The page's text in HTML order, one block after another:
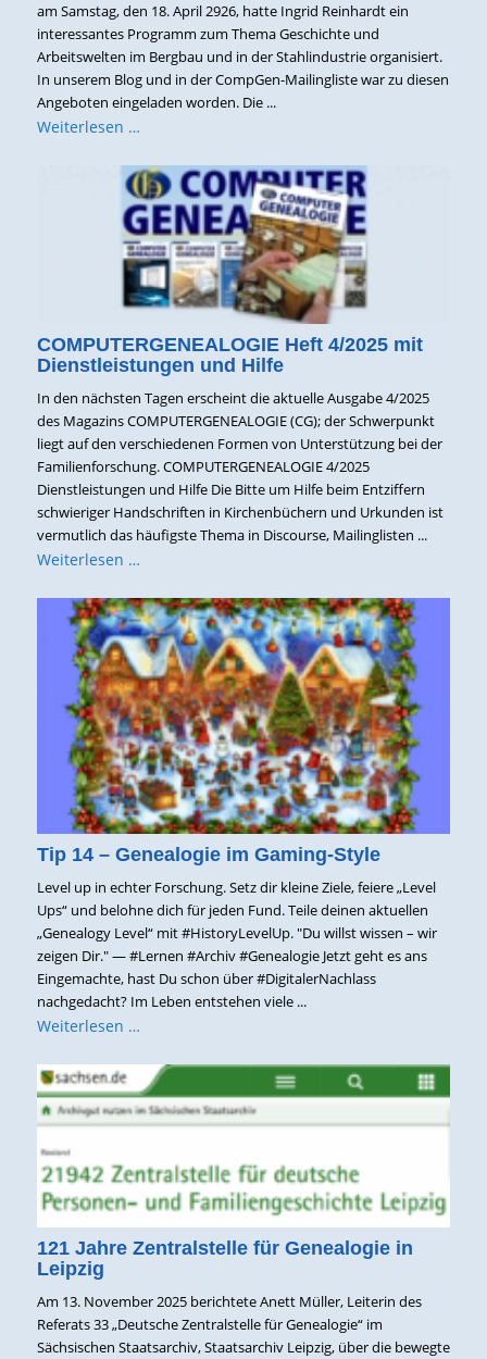
am Samstag, den 18. April 2926, hatte Ingrid Reinhardt ein
interessantes Programm zum Thema Geschichte und
Arbeitswelten im Bergbau und in der Stahlindustrie organisiert.
In unserem Blog und in der CompGen-Mailingliste war zu diesen
Angeboten eingeladen worden. Die ...
Weiterlesen …
COMPUTERGENEALOGIE Heft 4/2025 mit
Dienstleistungen und Hilfe
In den nächsten Tagen erscheint die aktuelle Ausgabe 4/2025
des Magazins COMPUTERGENEALOGIE (CG); der Schwerpunkt
liegt auf den verschiedenen Formen von Unterstützung bei der
Familienforschung. COMPUTERGENEALOGIE 4/2025
Dienstleistungen und Hilfe Die Bitte um Hilfe beim Entziffern
schwieriger Handschriften in Kirchenbüchern und Urkunden ist
vermutlich das häufigste Thema in Discourse, Mailinglisten ...
Weiterlesen …
Tip 14 – Genealogie im Gaming-Style
Level up in echter Forschung. Setz dir kleine Ziele, feiere „Level
Ups“ und belohne dich für jeden Fund. Teile deinen aktuellen
„Genealogy Level“ mit #HistoryLevelUp. "Du willst wissen – wir
zeigen Dir." — #Lernen #Archiv #Genealogie Jetzt geht es ans
Eingemachte, hast Du schon über #DigitalerNachlass
nachgedacht? Im Leben entstehen viele ...
Weiterlesen …
121 Jahre Zentralstelle für Genealogie in
Leipzig
Am 13. November 2025 berichtete Anett Müller, Leiterin des
Referats 33 „Deutsche Zentralstelle für Genealogie“ im
Sächsischen Staatsarchiv, Staatsarchiv Leipzig, über die bewegte